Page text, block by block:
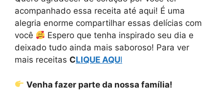
acompanhado essa receita até aqui! É uma
alegria enorme compartilhar essas delícias com
você
Espero que tenha inspirado seu dia e
deixado tudo ainda mais saboroso! Para ver
mais receitas CLIQUE AQUI
Venha fazer parte da nossa família!